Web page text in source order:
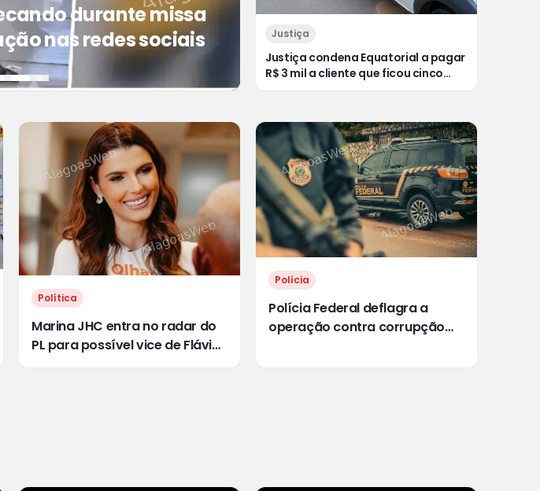
durante missa
nas redes sociais
Justiça
Justiça condena Equatorial a pagar
R$ 3 mil a cliente que ficou cinco
Política
Marina JHC entra no radar do
PL para possível vice de Flávio
Polícia
Polícia Federal deflagra a
operação contra corrupção